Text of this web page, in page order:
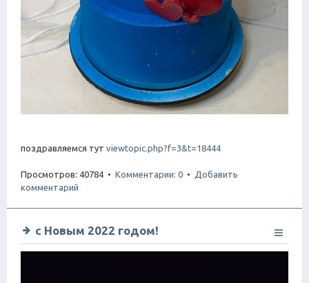
поздравляемся тут viewtopic.php?f=3&t=18444
Просмотров: 40784 • Комментарии: 0 •
Добавить
комментарий
с Новым 2022 годом!